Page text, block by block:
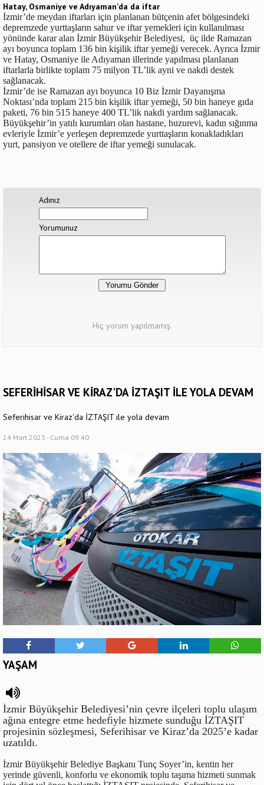
Hatay, Osmaniye ve Adıyaman’da da iftar
İzmir’de meydan iftarları için planlanan bütçenin afet bölgesindeki
depremzede yurttaşların sahur ve iftar yemekleri için kullanılması
yönünde karar alan İzmir Büyükşehir Belediyesi, üç ilde Ramazan
ayı boyunca toplam 136 bin kişilik iftar yemeği verecek. Ayrıca İzmir
ve Hatay, Osmaniye ile Adıyaman illerinde yapılması planlanan
iftarlarla birlikte toplam 75 milyon TL’lik ayni ve nakdi destek
sağlanacak.
İzmir’de ise Ramazan ayı boyunca 10 Biz İzmir Dayanışma
Noktası’nda toplam 215 bin kişilik iftar yemeği, 50 bin haneye gıda
paketi, 76 bin 515 haneye 400 TL’lik nakdi yardım sağlanacak.
Büyükşehir’in yatılı kurumları olan hastane, huzurevi, kadın sığınma
evleriyle İzmir’e yerleşen depremzede yurttaşların konakladıkları
yurt, pansiyon ve otellere de iftar yemeği sunulacak.
Adınız
Yorumunuz
Hiç yorum yapılmamış.
SEFERİHİSAR VE KİRAZ'DA İZTAŞIT İLE YOLA DEVAM
Seferihisar ve Kiraz'da İZTAŞIT ile yola devam
24 Mart 2023 - Cuma 09:40
YAŞAM
İzmir Büyükşehir Belediyesi’nin çevre ilçeleri toplu ulaşım
ağına entegre etme hedefiyle hizmete sunduğu İZTAŞIT
projesinin sözleşmesi, Seferihisar ve Kiraz’da 2025’e kadar
uzatıldı.
İzmir Büyükşehir Belediye Başkanı Tunç Soyer’in, kentin her
yerinde güvenli, konforlu ve ekonomik toplu taşıma hizmeti sunmak